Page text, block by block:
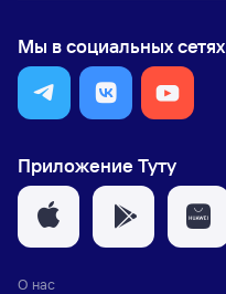
Мы в социальных сетях
Приложение Туту
О нас